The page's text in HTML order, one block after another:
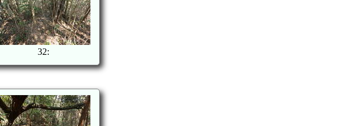
32: